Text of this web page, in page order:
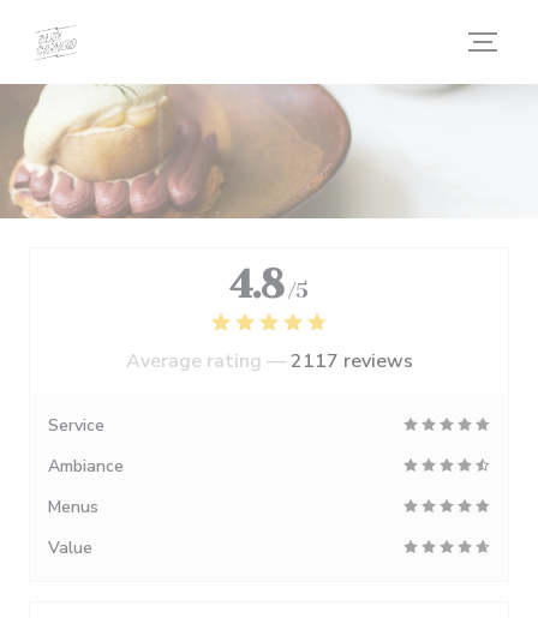
4.8 /5
Average rating —2117 reviews
Service
Ambiance
Menus
Value